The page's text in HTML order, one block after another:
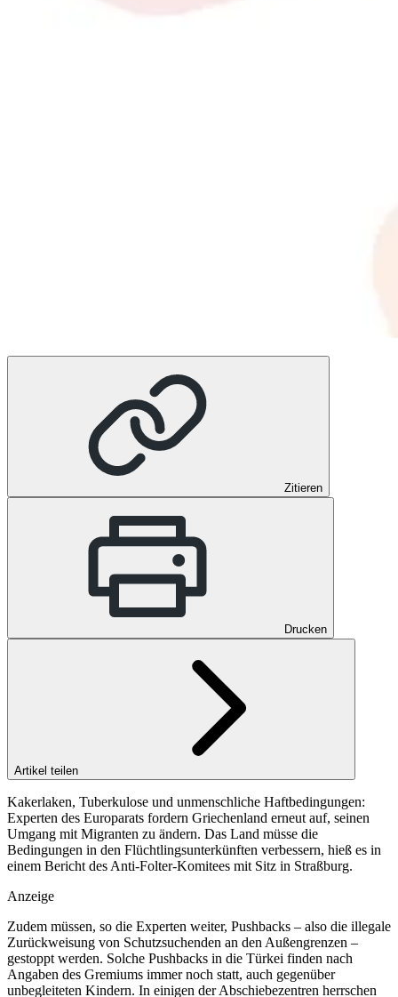
Zitieren
Drucken
Artikel teilen
Kakerlaken, Tuberkulose und unmenschliche Haftbedingungen:
Experten des Europarats fordern Griechenland erneut auf, seinen
Umgang mit Migranten zu ändern. Das Land müsse die
Bedingungen in den Flüchtlingsunterkünften verbessern, hieß es in
einem Bericht des Anti-Folter-Komitees mit Sitz in Straßburg.
Anzeige
Zudem müssen, so die Experten weiter, Pushbacks – also die illegale
Zurückweisung von Schutzsuchenden an den Außengrenzen –
gestoppt werden. Solche Pushbacks in die Türkei finden nach
Angaben des Gremiums immer noch statt, auch gegenüber
unbegleiteten Kindern. In einigen der Abschiebezentren herrschen